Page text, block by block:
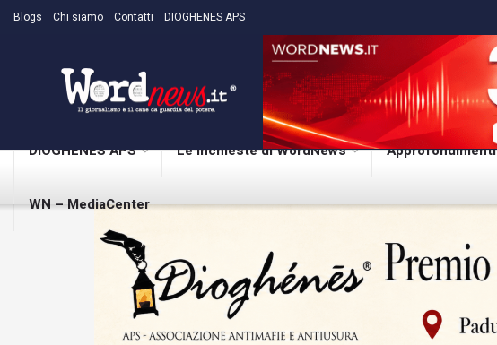
Blogs Chi siamo Contatti DIOGHENES APS
DIOGHENES APS Le inchieste di WordNews Approfondimenti
WN – MediaCenter